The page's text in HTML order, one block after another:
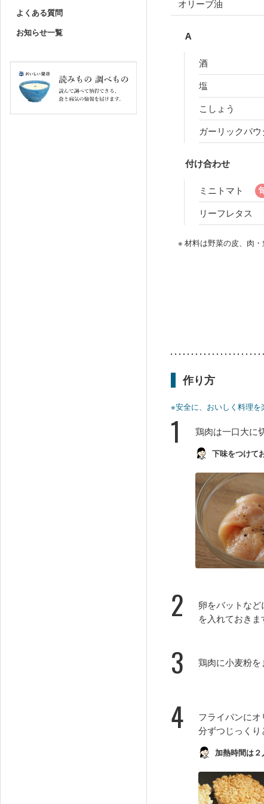
よくある質問
お知らせ一覧
オリーブ油
A
酒
塩
こしょう
ガーリックパウ
付け合わせ
ミニトマト
リーフレタス
※ 材料は野菜の皮、肉
作り方
※安全に、おいしく料理
1 鶏肉は一口大に
下味をつけて
2
卵をバットな
を入れておきま
3 鶏肉に小麦粉を
4
フライパンに
分ずつじっくり
加熱時間は２